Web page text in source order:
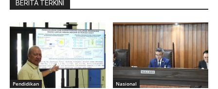
BERITA TERKINI
Pendidikan Nasional